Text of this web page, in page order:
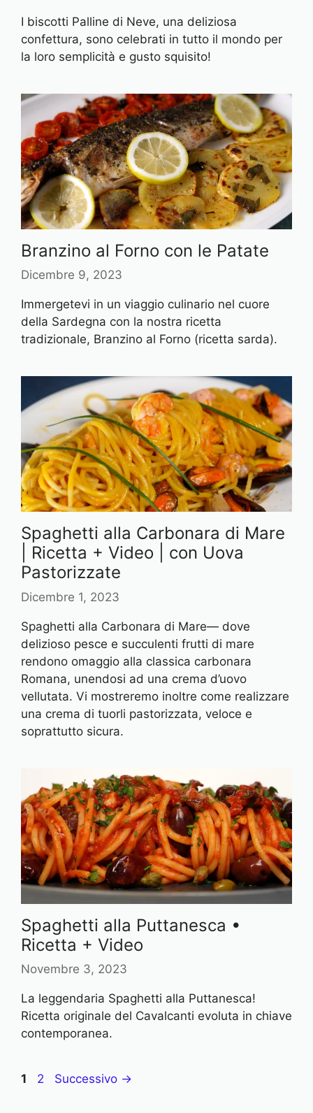
I biscotti Palline di Neve, una deliziosa
confettura, sono celebrati in tutto il mondo per
la loro semplicità e gusto squisito!
Branzino al Forno con le Patate
Dicembre 9, 2023
Immergetevi in un viaggio culinario nel cuore
della Sardegna con la nostra ricetta
tradizionale, Branzino al Forno (ricetta sarda).
Spaghetti alla Carbonara di Mare
| Ricetta + Video | con Uova
Pastorizzate
Dicembre 1, 2023
Spaghetti alla Carbonara di Mare— dove
delizioso pesce e succulenti frutti di mare
rendono omaggio alla classica carbonara
Romana, unendosi ad una crema d’uovo
vellutata. Vi mostreremo inoltre come realizzare
una crema di tuorli pastorizzata, veloce e
soprattutto sicura.
Spaghetti alla Puttanesca •
Ricetta + Video
Novembre 3, 2023
La leggendaria Spaghetti alla Puttanesca!
Ricetta originale del Cavalcanti evoluta in chiave
contemporanea.
P
1
P
2 Successivo →